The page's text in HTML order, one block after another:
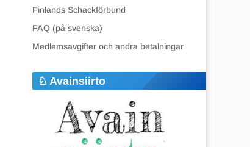
Finlands Schackförbund
FAQ (på svenska)
Medlemsavgifter och andra betalningar
Avainsiirto